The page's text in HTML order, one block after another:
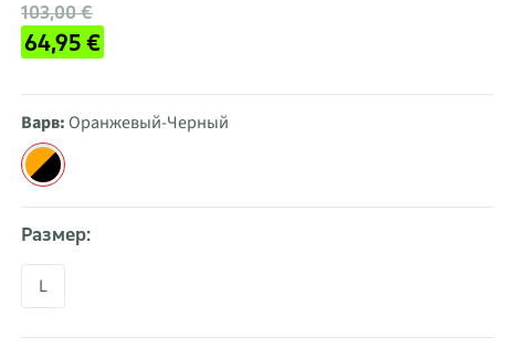
103,00 €
64,95 €
Варв:Oранжевый-Черный
Размер:
L